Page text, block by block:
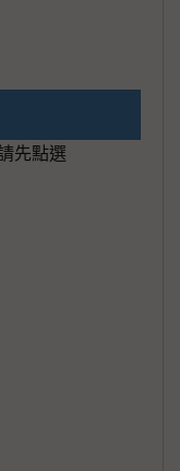
先點選